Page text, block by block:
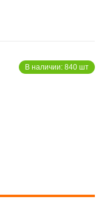
В наличии: 840 шт